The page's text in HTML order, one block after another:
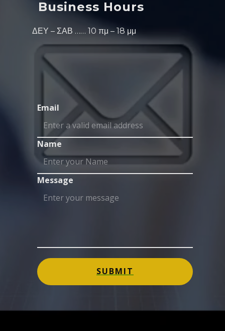
Business Hours
ΔΕΥ – ΣΑΒ …… 10 πμ – 18 μμ
Email
Name
Message
SUBMIT